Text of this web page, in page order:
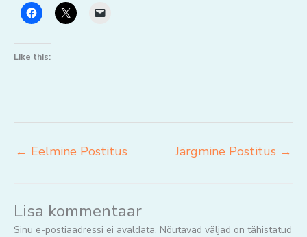
Like this:
← Eelmine Postitus Järgmine Postitus →
Lisa kommentaar
Sinu e-postiaadressi ei avaldata. Nõutavad väljad on tähistatud